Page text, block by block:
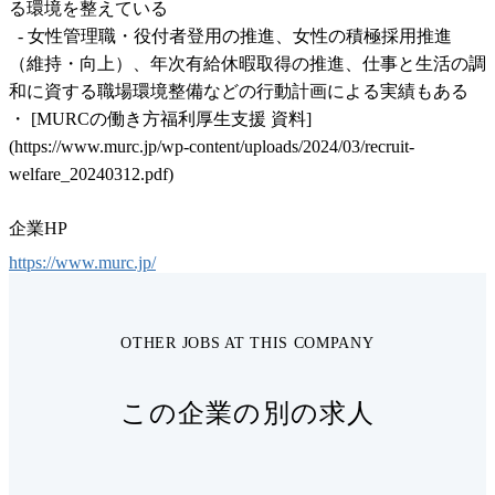
る環境を整えている
（維持・向上）、年次有給休暇取得の推進、仕事と生活の調
和に資する職場環境整備などの行動計画による実績もある
・ [MURCの働き方福利厚生支援 資料]
(https://www.murc.jp/wp-content/uploads/2024/03/recruit-
welfare_20240312.pdf)
企業HP
https://www.murc.jp/
OTHER JOBS AT THIS COMPANY
この企業の別の求人